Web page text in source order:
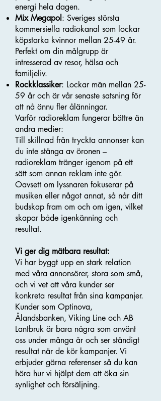
energi hela dagen.
Mix Megapol : Sveriges största
kommersiella radiokanal som lockar
köpstarka kvinnor mellan 25-49 år.
Perfekt om din målgrupp är
intresserad av resor, hälsa och
familjeliv.
Rockklassiker: Lockar män mellan 25-
59 år och är vår senaste satsning för
att nå ännu fler ålänningar.
Varför radioreklam fungerar bättre än
andra medier:
Till skillnad från tryckta annonser kan
du inte stänga av öronen –
radioreklam tränger igenom på ett
sätt som annan reklam inte gör.
Oavsett om lyssnaren fokuserar på
musiken eller något annat, så når ditt
budskap fram om och om igen, vilket
skapar både igenkänning och
resultat.
Vi ger dig mätbara resultat:
Vi har byggt upp en stark relation
med våra annonsörer, stora som små,
och vi vet att våra kunder ser
konkreta resultat från sina kampanjer.
Kunder som Optinova,
Ålandsbanken, Viking Line och AB
Lantbruk är bara några som använt
oss under många år och ser ständigt
resultat när de kör kampanjer. Vi
erbjuder gärna referenser så du kan
höra hur vi hjälpt dem att öka sin
synlighet och försäljning.